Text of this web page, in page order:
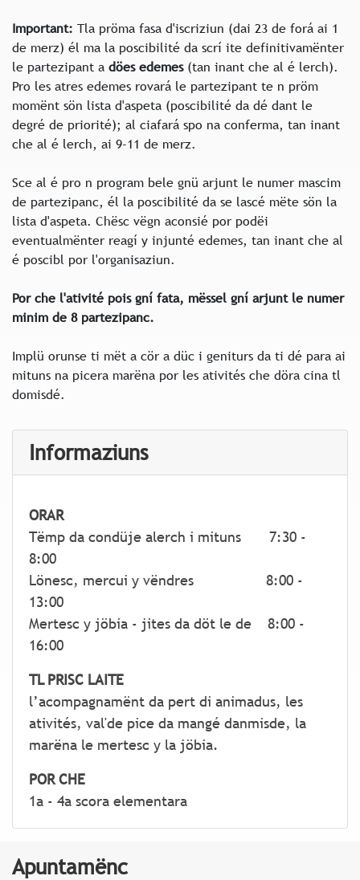
Important: Tla pröma fasa d'iscriziun (dai 23 de forá ai 1
de merz) él ma la poscibilité da scrí ite definitivamënter
le partezipant a döes edemes(tan inant che al é lerch).
Pro les atres edemes rovará le partezipant te n pröm
momënt sön lista d'aspeta (poscibilité da dé dant le
degré de priorité); al ciafará spo na conferma, tan inant
che al é lerch, ai 9-11 de merz.
Sce al é pro n program bele gnü arjunt le numer mascim
de partezipanc, él la poscibilité da se lascé mëte sön la
lista d'aspeta. Chësc vëgn aconsié por podëi
eventualmënter reagí y injunté edemes, tan inant che al
é poscibl por l'organisaziun.
Por che l'ativité pois gní fata, mëssel gní arjunt le numer
minim de 8 partezipanc.
Implü orunse ti mët a cör a düc i geniturs da ti dé para ai
mituns na picera marëna por les ativités che döra cina tl
domisdé.
Informaziuns
ORAR
Tëmp da condüje alerch i mituns 7:30 -
8:00
Lönesc, mercui y vëndres 8:00 -
13:00
Mertesc y jöbia - jites da döt le de 8:00 -
16:00
TL PRISC LAITE
l’acompagnamënt da pert di animadus, les
ativités, val'de pice da mangé danmisde, la
marëna le mertesc y la jöbia.
POR CHE
1a - 4a scora elementara
Apuntamënc